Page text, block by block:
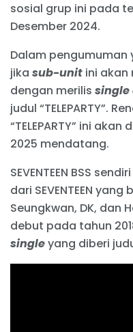
sosial grup ini pada
Desember 2024.
Dalam pengumuman
jika sub-unit ini akan
dengan merilis
judul “TELEPARTY”.
“TELEPARTY” ini
2025 mendatang.
SEVENTEEN BSS
dari SEVENTEEN
Seungkwan, DK, dan
debut pada tahun
singleyang diberi